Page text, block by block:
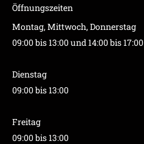
Öffnungszeiten
Montag, Mittwoch, Donnerstag
09:00 bis 13:00 und 14:00 bis 17:00
Dienstag
09:00 bis 13:00
Freitag
09:00 bis 13:00